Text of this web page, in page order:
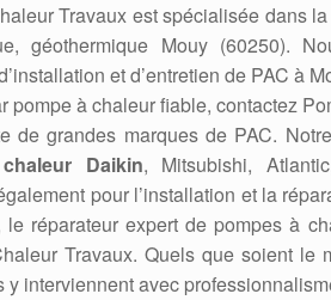
Travaux est spécialisée dans
géothermique Mouy (60250).
et d’entretien de PAC à
pompe à chaleur fiable, contactez
de grandes marques de PAC.
Daikin, Mitsubishi,
pour l’installation et la
le réparateur expert de pompes à
Travaux. Quels que soient
y interviennent avec